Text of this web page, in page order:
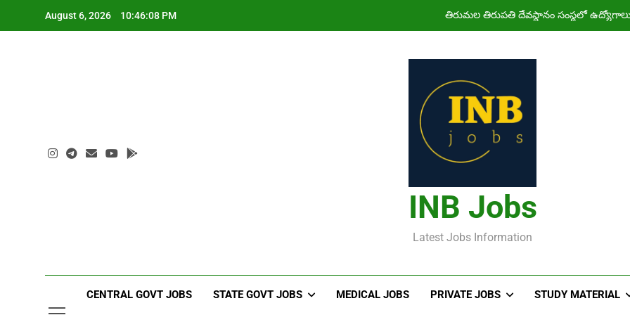
August 6, 2026 10:46:09 PM తిరుమల తిరుపతి దేవస్థానం సంస్థలో ఉద్యోగాలు
NIMS Nursing Officer Shortlisted
తిరుమల తిరుపతి దేవస్థానం సంస్థలో ఉద్యోగాలు
INB Jobs
Latest Jobs Information
CENTRAL GOVT JOBS STATE GOVT JOBS MEDICAL JOBS PRIVATE JOBS STUDY MATERIAL